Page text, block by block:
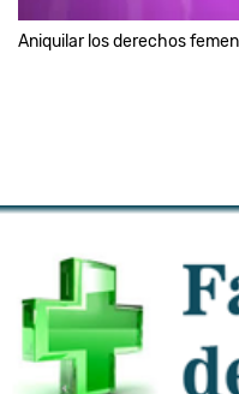
Aniquilar los derechos